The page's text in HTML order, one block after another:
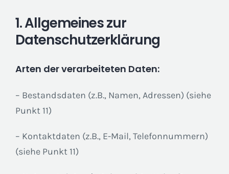
1. Allgemeines zur
Datenschutzerklärung
Arten der verarbeiteten Daten:
– Bestandsdaten (z.B., Namen, Adressen) (siehe
Punkt 11)
– Kontaktdaten (z.B., E-Mail, Telefonnummern)
(siehe Punkt 11)